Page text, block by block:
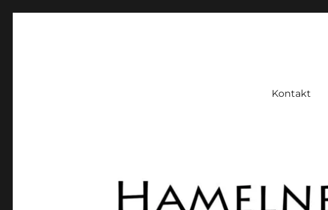
Kontakt